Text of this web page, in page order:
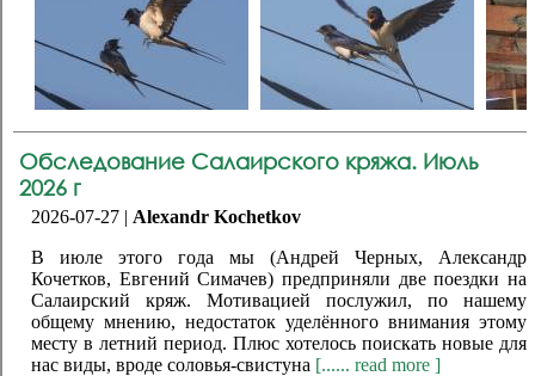
Обследование Салаирского кряжа. Июль
2026 г
2026-07-27 | Alexandr Kochetkov
В июле этого года мы (Андрей Черных, Александр
Кочетков, Евгений Симачев) предприняли две поездки на
Салаирский кряж. Мотивацией послужил, по нашему
общему мнению, недостаток уделённого внимания этому
месту в летний период. Плюс хотелось поискать новые для
нас виды, вроде соловья-свистуна [...... read more ]